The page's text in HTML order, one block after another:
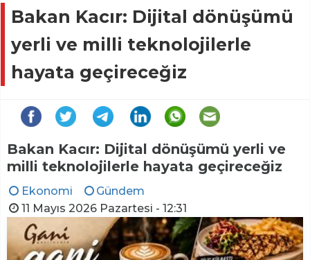
Bakan Kacır: Dijital dönüşümü
yerli ve milli teknolojilerle
hayata geçireceğiz
Bakan Kacır: Dijital dönüşümü yerli ve
milli teknolojilerle hayata geçireceğiz
Ekonomi
Gündem
11 Mayıs 2026 Pazartesi - 12:31